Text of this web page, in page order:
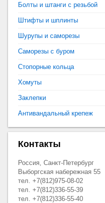
Болты и штанги с резьбой
Штифты и шплинты
Шурупы и саморезы
Саморезы с буром
Стопорные кольца
Хомуты
Заклепки
Антивандальный крепеж
Контакты
Россия, Санкт-Петербург
Выборгская набережная 55
тел. +7(812)975-08-02
тел. +7(812)336-55-39
тел. +7(812)336-55-40